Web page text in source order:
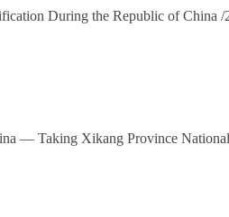
During the Republic of China /
— Taking Xikang Province